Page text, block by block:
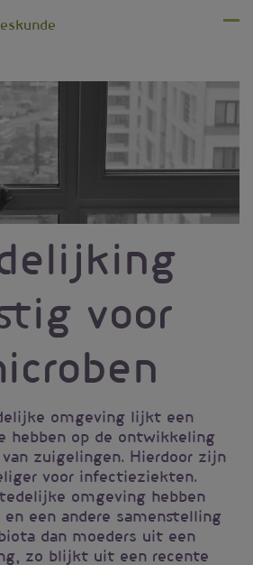
gaan
voor
omgeving lijkt een
hebben op de ontwikkeling
zuigelingen. Hierdoor zijn
voor infectieziekten.
omgeving hebben
een andere samenstelling
dan moeders uit een
zo blijkt uit een recente